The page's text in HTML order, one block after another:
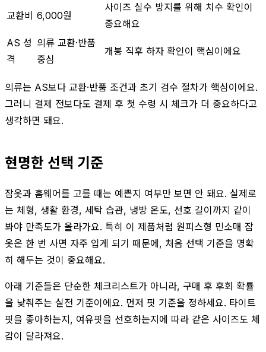
교환비 6,000원
사이즈 실수 방지를 위해 치수 확인이
중요해요
AS 성
격
의류 교환·반품
중심
개봉 직후 하자 확인이 핵심이에요
의류는 AS보다 교환·반품 조건과 초기 검수 절차가 핵심이에요.
그러니 결제 전보다도 결제 후 첫 수령 시 체크가 더 중요하다고
생각하면 돼요.
현명한 선택 기준
잠옷과 홈웨어를 고를 때는 예쁜지 여부만 보면 안 돼요. 실제로
는 체형, 생활 환경, 세탁 습관, 냉방 온도, 선호 길이까지 같이
봐야 만족도가 올라가요. 특히 이 제품처럼 원피스형 민소매 잠
옷은 한 번 사면 자주 입게 되기 때문에, 처음 선택 기준을 명확
히 해두는 것이 중요해요.
아래 기준들은 단순한 체크리스트가 아니라, 구매 후 후회 확률
을 낮춰주는 실전 기준이에요. 먼저 핏 기준을 정하세요. 타이트
핏을 좋아하는지, 여유핏을 선호하는지에 따라 같은 사이즈도 체
감이 달라져요.